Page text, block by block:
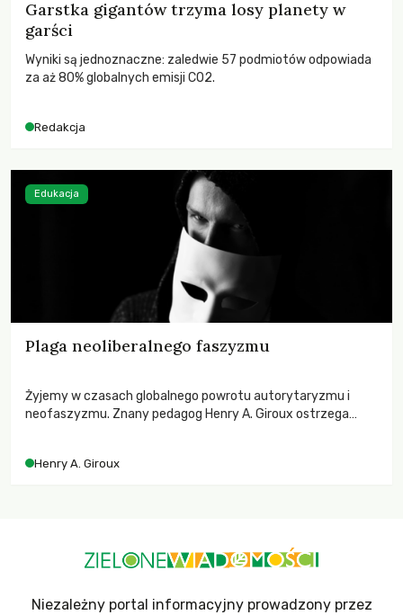
Garstka gigantów trzyma losy planety w
garści
Wyniki są jednoznaczne: zaledwie 57 podmiotów odpowiada
za aż 80% globalnych emisji CO2.
Redakcja
Plaga neoliberalnego faszyzmu
Żyjemy w czasach globalnego powrotu autorytaryzmu i
neofaszyzmu. Znany pedagog Henry A. Giroux ostrzega
wychowają świadomych obywateli?
Henry A. Giroux
Edukacja
Niezależny portal informacyjny prowadzony przez